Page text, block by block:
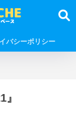
バシーポリシー